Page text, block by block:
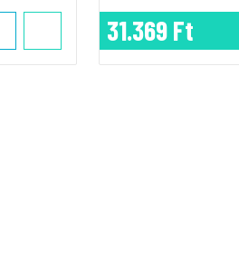
31.369 Ft